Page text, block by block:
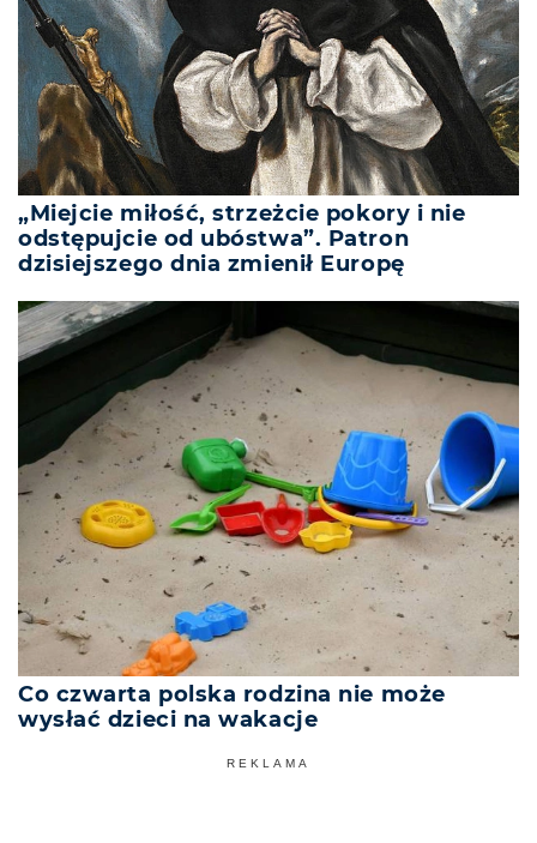
„Miejcie miłość, strzeżcie pokory i nie
odstępujcie od ubóstwa”. Patron
dzisiejszego dnia zmienił Europę
Co czwarta polska rodzina nie może
wysłać dzieci na wakacje
REKLAMA